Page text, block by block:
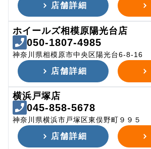
店舗詳細
ホイールズ相模原陽光台店
050-1807-4985
神奈川県相模原市中央区陽光台6-8-16
店舗詳細
横浜戸塚店
045-858-5678
神奈川県横浜市戸塚区東俣野町９９５
店舗詳細